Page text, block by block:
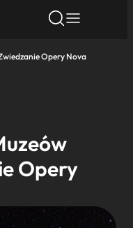
Opery Nova
Opery